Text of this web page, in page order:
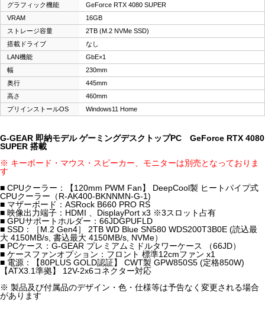
グラフィック機能
GeForce RTX 4080 SUPER
VRAM
16GB
ストレージ容量
2TB (M.2 NVMe SSD)
搭載ドライブ
なし
LAN機能
GbE×1
幅
230mm
奥行
445mm
高さ
460mm
プリインストールOS
Windows11 Home
G-GEAR 即納モデル ゲーミングデスクトップPC GeForce RTX 4080
SUPER 搭載
※ キーボード・マウス・スピーカー、モニターは別売となっておりま
す
■ CPUクーラー：【120mm PWM Fan】 DeepCool製 ヒートパイプ式
CPUクーラー（R-AK400-BKNNMN-G-1)
■ マザーボード：ASRock B660 PRO RS
■ 映像出力端子：HDMI 、DisplayPort x3 ※3スロット占有
■ GPUサポートホルダー：66JDGPUFLD
■ SSD：［M.2 Gen4］ 2TB WD Blue SN580 WDS200T3B0E (読込最
大 4150MB/s, 書込最大 4150MB/s, NVMe）
■ PCケース：G-GEAR プレミアムミドルタワーケース （66JD）
■ ケースファンオプション：フロント 標準12cmファン x1
■ 電源：【80PLUS GOLD認証】 CWT製 GPW850S5 (定格850W)
【ATX3.1準拠】 12V-2x6コネクター対応
※ 製品及び付属品のデザイン・色・仕様等は予告なく変更される場合
があります